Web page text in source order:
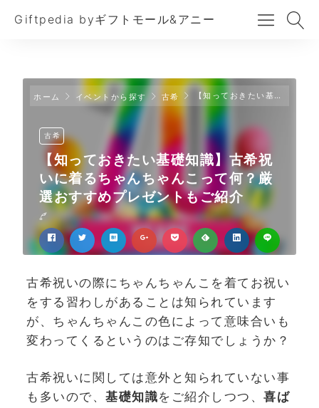
Giftpedia byギフトモール&アニー
ホーム イベントから探す 古希 【知っておきたい基礎知識】古希祝いに着るちゃんちゃんこって何？厳選おすすめプレゼントもご紹介
古希
【知っておきたい基礎知識】古希祝
いに着るちゃんちゃんこって何？厳
選おすすめプレゼントもご紹介
古希祝いの際にちゃんちゃんこを着てお祝い
をする習わしがあることは知られています
が、ちゃんちゃんこの色によって意味合いも
変わってくるというのはご存知でしょうか？
古希祝いに関しては意外と知られていない事
も多いので、 基礎知識をご紹介しつつ、 喜ば